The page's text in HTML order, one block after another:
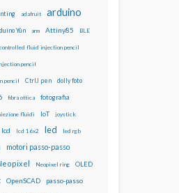
adafruit arduino
Yún arm Attiny85 BLE
controlled fluid injection pencil
pencil
pencil CtrlJ pen dolly foto
fibra ottica fotografia
fluidi IoT joystick
lcd lcd 16x2 led led rgb
motori passo-passo
Neopixel ring OLED
OpenSCAD passo-passo